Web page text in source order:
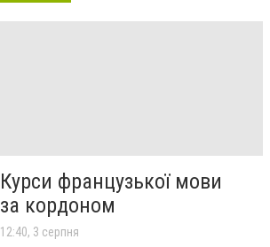
Курси французької мови
за кордоном
12:40, 3 серпня